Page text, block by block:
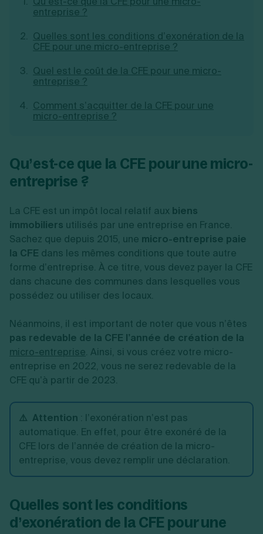
Toutes les modifications
Je suis autonome
Je souhaite être accompagné
Découvrez notre cabinet d'expertise
comptable LS Compta
Création d'EURL
Création de SARL
Création de SAS
Création d'association
Aides à la création d’entreprise
Fermeture d’une entreprise
Création d'entreprise
entreprise ?
Quelles sont les conditions d’exonération de la
CFE pour une micro-entreprise ?
Quel est le coût de la CFE pour une micro-
entreprise ?
Comment s’acquitter de la CFE pour une
micro-entreprise ?
Qu’est-ce que la CFE pour une micro-
entreprise ?
La CFE est un impôt local relatif aux biens
immobiliers utilisés par une entreprise en France.
Sachez que depuis 2015, une micro-entreprise paie
la CFE dans les mêmes conditions que toute autre
forme d’entreprise. À ce titre, vous devez payer la CFE
dans chacune des communes dans lesquelles vous
possédez ou utiliser des locaux.
Néanmoins, il est important de noter que vous n’êtes
pas redevable de la CFE l’année de création de la
micro-entreprise. Ainsi, si vous créez votre micro-
entreprise en 2022, vous ne serez redevable de la
CFE qu’à partir de 2023.
⚠️ Attention : l’exonération n’est pas
automatique. En effet, pour être exonéré de la
CFE lors de l’année de création de la micro-
entreprise, vous devez remplir une déclaration.
Quelles sont les conditions
d’exonération de la CFE pour une